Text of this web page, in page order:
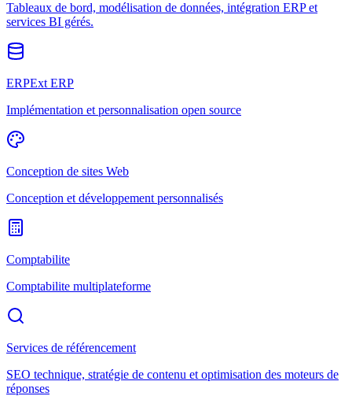
Tableaux de bord, modélisation de données, intégration ERP et
services BI gérés.
ERPExt ERP
Implémentation et personnalisation open source
Conception de sites Web
Conception et développement personnalisés
Comptabilite
Comptabilite multiplateforme
Services de référencement
SEO technique, stratégie de contenu et optimisation des moteurs de
réponses